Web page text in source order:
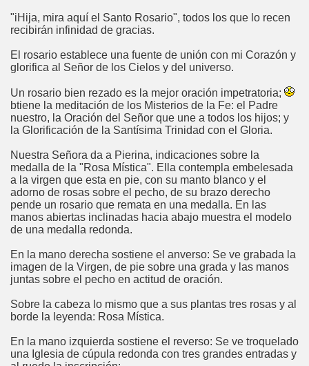
"iHija, mira aquí el Santo Rosario", todos los que lo recen
recibirán infinidad de gracias.
El rosario establece una fuente de unión con mi Corazón y
glorifica al Señor de los Cielos y del universo.
Un rosario bien rezado es la mejor oración impetratoria;
btiene la meditación de los Misterios de la Fe: el Padre
nuestro, la Oración del Señor que une a todos los hijos; y
la Glorificación de la Santísima Trinidad con el Gloria.
Nuestra Señora da a Pierina, indicaciones sobre la
medalla de la "Rosa Mística". Ella contempla embelesada
a la virgen que esta en pie, con su manto blanco y el
adorno de rosas sobre el pecho, de su brazo derecho
pende un rosario que remata en una medalla. En las
manos abiertas inclinadas hacia abajo muestra el modelo
de una medalla redonda.
En la mano derecha sostiene el anverso: Se ve grabada la
imagen de la Virgen, de pie sobre una grada y las manos
juntas sobre el pecho en actitud de oración.
Sobre la cabeza lo mismo que a sus plantas tres rosas y al
borde la leyenda: Rosa Mística.
En la mano izquierda sostiene el reverso: Se ve troquelado
una Iglesia de cúpula redonda con tres grandes entradas y